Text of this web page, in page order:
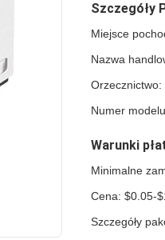
Szczegóły
Miejsce
Nazwa
Orzecznictwo:
Numer
Warunki
Minimalne
Cena: $0.05-
Szczegóły